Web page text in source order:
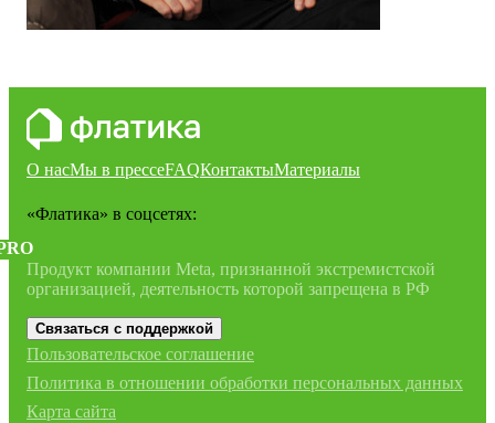
О насМы в прессеFAQКонтактыМатериалы
«Флатика» в соцсетях:
Продукт компании Meta, признанной экстремистской
организацией, деятельность которой запрещена в РФ
Связаться с поддержкой
Пользовательское соглашение
Политика в отношении обработки персональных данных
Карта сайта